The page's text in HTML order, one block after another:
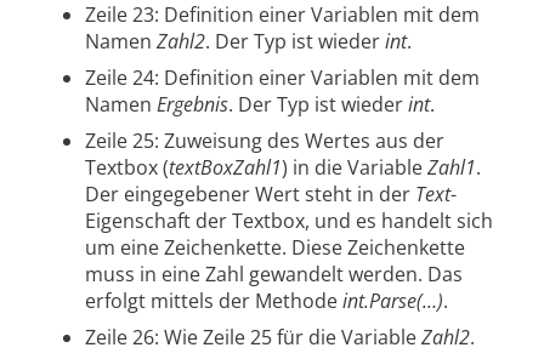
Zeile 23: Definition einer Variablen mit dem
Namen Zahl2. Der Typ ist wiederint.
Zeile 24: Definition einer Variablen mit dem
Namen Ergebnis. Der Typ ist wiederint.
Zeile 25: Zuweisung des Wertes aus der
Textbox (textBoxZahl1) in die VariableZahl1.
Der eingegebener Wert steht in der Text-
Eigenschaft der Textbox, und es handelt sich
um eine Zeichenkette. Diese Zeichenkette
muss in eine Zahl gewandelt werden. Das
erfolgt mittels der Methodeint.Parse(…).
Zeile 26: Wie Zeile 25 für die VariableZahl2.